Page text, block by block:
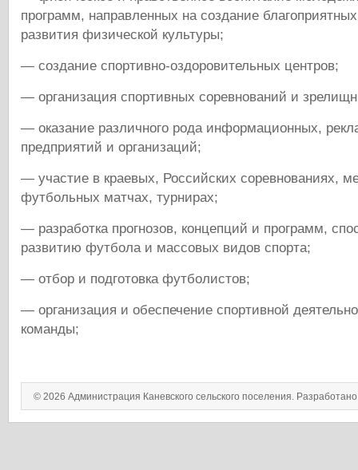
программ, направленных на создание
развития физической культуры;
— создание спортивно-оздоровительных центров;
— организация спортивных соревнований и
— оказание различного рода информационных,
предприятий и организаций;
— участие в краевых, Российских соревнованиях,
футбольных матчах, турнирах;
— разработка прогнозов, концепций и программ,
развитию футбола и массовых видов спорта;
— отбор и подготовка футболистов;
— организация и обеспечение спортивной
команды;
© 2026 Администрация Каневского сельского поселения.